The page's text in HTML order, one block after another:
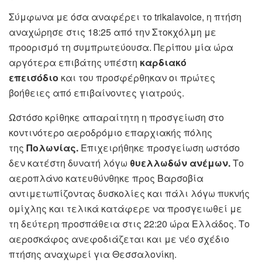
Σύμφωνα με όσα αναφέρει το trikalavoice, η πτήση
αναχώρησε στις 18:25 από την Στοκχόλμη με
προορισμό τη συμπρωτεύουσα. Περίπου μία ώρα
αργότερα επιβάτης υπέστη καρδιακό
επεισόδιο και του προσφέρθηκαν οι πρώτες
βοήθειες από επιβαίνοντες γιατρούς.
Ωστόσο κρίθηκε απαραίτητη η προσγείωση στο
κοντινότερο αεροδρόμιο επαρχιακής πόλης
της Πολωνίας. Επιχειρήθηκε προσγείωση ωστόσο
δεν κατέστη δυνατή λόγω θυελλωδών ανέμων.Το
αεροπλάνο κατευθύνθηκε προς Βαρσοβία
αντιμετωπίζοντας δυσκολίες και πάλι λόγω πυκνής
ομίχλης και τελικά κατάφερε να προσγειωθεί με
τη δεύτερη προσπάθεια στις 22:20 ώρα Ελλάδος. Το
αεροσκάφος ανεφοδιάζεται και με νέο σχέδιο
πτήσης αναχωρεί για Θεσσαλονίκη.